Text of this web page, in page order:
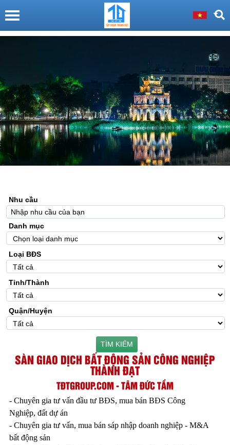
Nhu cầu
Danh mục
Loại BĐS
Tỉnh/Thành
Quận/Huyện
TÌM KIẾM
SÀN GIAO DỊCH BẤT ĐỘNG SẢN CÔNG NGHIỆP
THÀNH ĐẠT
TĐTGROUP.COM - TÂM ĐỨC TẦM
- Chuyên gia tư vấn đầu tư BĐS, mua bán BĐS Công
Nghiệp, đất dự án
- Chuyên gia tư vấn, mua bán sáp nhập doanh nghiệp - M&A
bất động sản